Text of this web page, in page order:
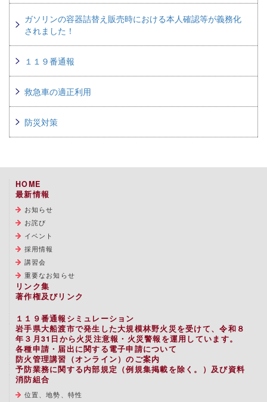
ガソリンの容器詰替え販売時における本人確認等が義務化
されました！
１１９番通報
救急車の適正利用
防災対策
HOME
最新情報
お知らせ
お詫び
イベント
採用情報
講習会
重要なお知らせ
リンク集
著作権及びリンク
１１９番通報シミュレーション
岩手県大船渡市で発生した大規模林野火災を受けて、令和８
年３月31日から火災注意報・火災警報を運用しています。
各種申請・届出に関する電子申請について
防火管理講習（オンライン）のご案内
予防業務に関する内部規定（例規集掲載を除く。）及び資料
消防組合
位置、地勢、特性